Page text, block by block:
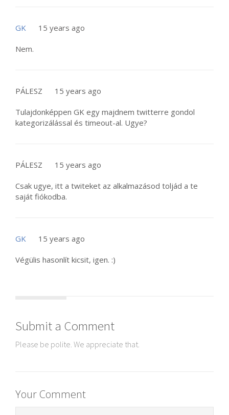
GK 15 years ago
Nem.
PÁLESZ 15 years ago
Tulajdonképpen GK egy majdnem twitterre gondol
kategorizálással és timeout-al. Ugye?
PÁLESZ 15 years ago
Csak ugye, itt a twiteket az alkalmazásod toljád a te
saját fiókodba.
GK 15 years ago
Végülis hasonlít kicsit, igen. :)
Submit a Comment
Please be polite. We appreciate that.
Your Comment